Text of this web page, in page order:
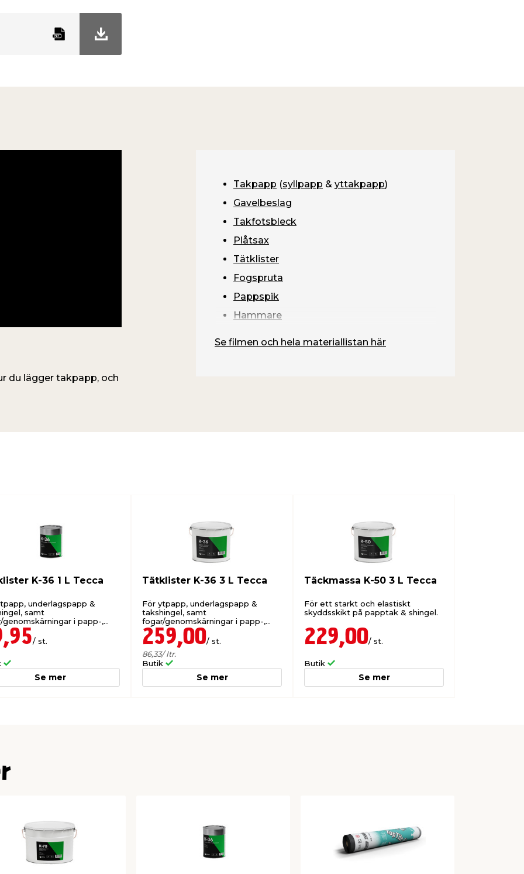
normalfall räcker det
endast om den
K-50. Fogar
K-36 (art.nr 9065005,
grundningen torka
inomhus något dygn
en omläggning.
dig ett
du lägger takpapp, och
Takpapp (syllpapp & yttakpapp)
Gavelbeslag
Takfotsbleck
Plåtsax
Tätklister
Fogspruta
Pappspik
Hammare
Se filmen och hela materiallistan här
K-36 1 L Tecca
underlagspapp &
samt
genomskärningar i papp-,
tegeltak.
/ st.
Se mer
Tätklister K-36 3 L Tecca
För ytpapp, underlagspapp &
takshingel, samt
fogar/genomskärningar i papp-,
plåt- & tegeltak.
259,00/ st.
86,33/ ltr.
Butik
Se mer
Täckmassa K-50 3 L Tecca
För ett starkt och elastiskt
skyddsskikt på papptak & shingel.
229,00/ st.
Butik
Se mer